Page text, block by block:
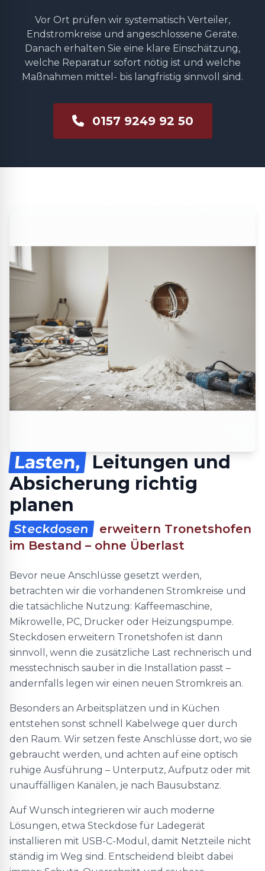
Vor Ort prüfen wir systematisch Verteiler,
Endstromkreise und angeschlossene Geräte.
Danach erhalten Sie eine klare Einschätzung,
welche Reparatur sofort nötig ist und welche
Maßnahmen mittel- bis langfristig sinnvoll sind.
0157 9249 92 50
Lasten,
Leitungen und
Absicherung richtig
planen
Steckdosen
erweitern Tronetshofen
im Bestand – ohne Überlast
Bevor neue Anschlüsse gesetzt werden,
betrachten wir die vorhandenen Stromkreise und
die tatsächliche Nutzung: Kaffeemaschine,
Mikrowelle, PC, Drucker oder Heizungspumpe.
Steckdosen erweitern Tronetshofen ist dann
sinnvoll, wenn die zusätzliche Last rechnerisch und
messtechnisch sauber in die Installation passt –
andernfalls legen wir einen neuen Stromkreis an.
Besonders an Arbeitsplätzen und in Küchen
entstehen sonst schnell Kabelwege quer durch
den Raum. Wir setzen feste Anschlüsse dort, wo sie
gebraucht werden, und achten auf eine optisch
ruhige Ausführung – Unterputz, Aufputz oder mit
unauffälligen Kanälen, je nach Bausubstanz.
Auf Wunsch integrieren wir auch moderne
Lösungen, etwa Steckdose für Ladegerät
installieren mit USB-C-Modul, damit Netzteile nicht
ständig im Weg sind. Entscheidend bleibt dabei